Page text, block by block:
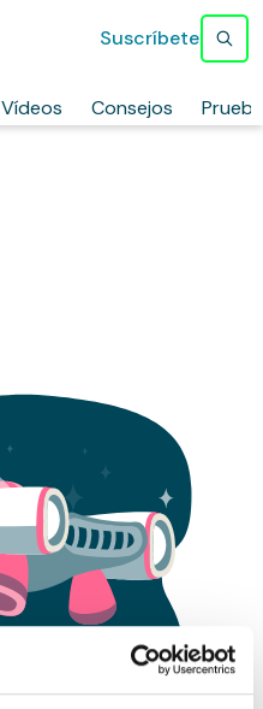
Vídeos Consejos
Suscríbete